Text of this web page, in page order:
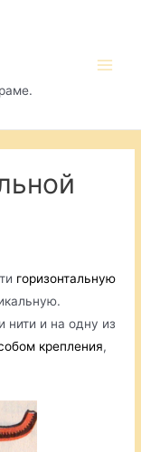
горизонтальную
нити и на одну из
крепления,